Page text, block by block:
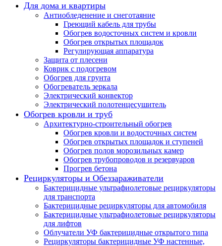
Для дома и квартиры
Антиобледенение и снеготаяние
Греющий кабель для трубы
Обогрев водосточных систем и кровли
Обогрев открытых площадок
Регулирующая аппаратура
Защита от плесени
Коврик с подогревом
Обогрев для грунта
Обогреватель зеркала
Электрический конвектор
Электрический полотенцесушитель
Обогрев кровли и труб
Архитектурно-строительный обогрев
Обогрев кровли и водосточных систем
Обогрев открытых площадок и ступеней
Обогрев полов морозильных камер
Обогрев трубопроводов и резервуаров
Прогрев бетона
Рециркуляторы и Обеззараживатели
Бактерицидные ультрафиолетовые рециркуляторы
для транспорта
Бактерицидные рециркуляторы для автомобиля
Бактерицидные ультрафиолетовые рециркуляторы
для лифтов
Облучатели УФ бактерицидные открытого типа
Рециркуляторы бактерицидные УФ настенные,